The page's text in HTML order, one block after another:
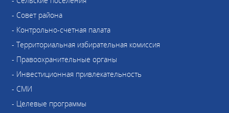
- Совет района
- Контрольно-счетная палата
- Территориальная избирательная комиссия
- Правоохранительные органы
- Инвестиционная привлекательность
- СМИ
- Целевые программы